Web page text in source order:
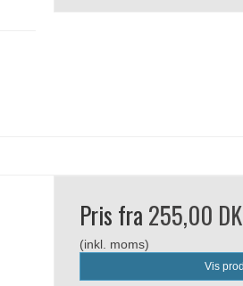
Pris fra 255,00
(inkl. moms)
Vis